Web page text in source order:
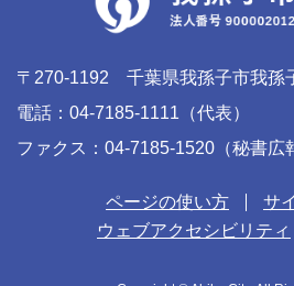
〒270-1192 千葉県我孫子市我孫
電話：04-7185-1111（代表）
ファクス：04-7185-1520（秘書広
ページの使い方
サ
ウェブアクセシビリティ